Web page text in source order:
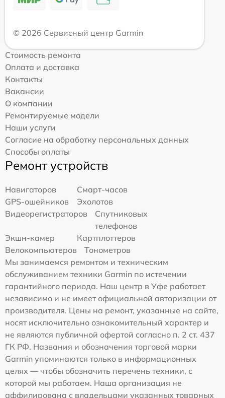
© 2026 Сервисный центр Garmin
Стоимость ремонта
Оплата и доставка
Контакты
Вакансии
О компании
Ремонтируемые модели
Наши услуги
Согласие на обработку персональных данных
Способы оплаты
Ремонт устройств
Навигаторов
Смарт-часов
GPS-ошейников
Эхолотов
Видеорегистраторов
Спутниковых
телефонов
Экшн-камер
Картплоттеров
Велокомпьютеров
Тонометров
Мы занимаемся ремонтом и техническим
обслуживанием техники Garmin по истечении
гарантийного периода. Наш центр в Уфе работает
независимо и не имеет официальной авторизации от
производителя. Цены на ремонт, указанные на сайте,
носят исключительно ознакомительный характер и
не являются публичной офертой согласно п. 2 ст. 437
ГК РФ. Названия и обозначения торговой марки
Garmin упоминаются только в информационных
целях — чтобы обозначить перечень техники, с
которой мы работаем. Наша организация не
аффилирована с владельцами указанных товарных